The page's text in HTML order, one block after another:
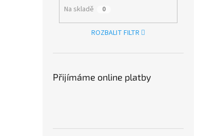
Na skladě 0
ROZBALIT FILTR
Přijímáme online platby